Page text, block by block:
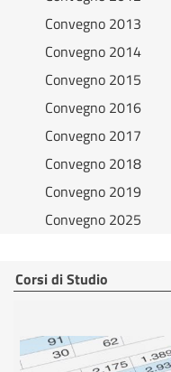
Convegno 2013
Convegno 2014
Convegno 2015
Convegno 2016
Convegno 2017
Convegno 2018
Convegno 2019
Convegno 2025
Corsi di Studio